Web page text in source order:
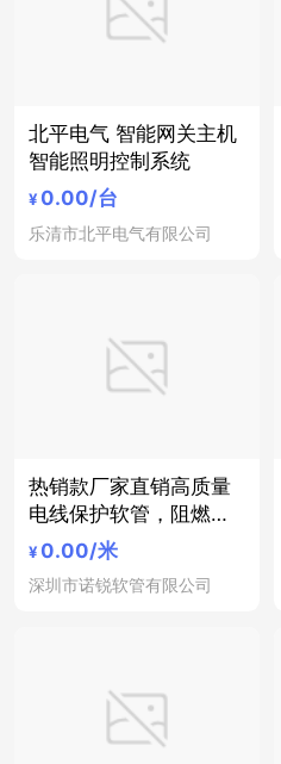
北平电气 智能网关主机
智能照明控制系统
¥ 0.00/台
乐清市北平电气有限公司
热销款厂家直销高质量
电线保护软管，阻燃波
纹软管，机电气绝缘保
护软管、照明设备、汽
车制造，航空设备，地
¥ 0.00/米
深圳市诺锐软管有限公司